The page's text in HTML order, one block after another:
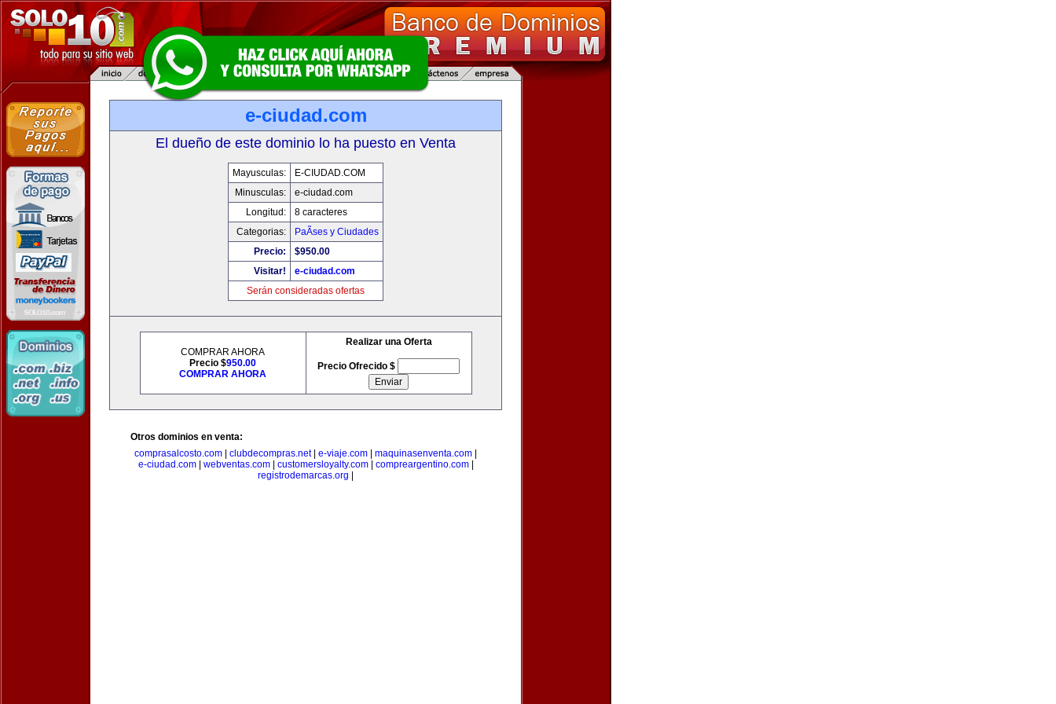
e-ciudad.com
El dueño de este dominio lo ha puesto en Venta
Mayusculas:
E-CIUDAD.COM
Minusculas:
e-ciudad.com
Longitud:
8 caracteres
Categorias:
PaÃ­ses y Ciudades
Precio:
$950.00
Visitar!
e-ciudad.com
Serán consideradas ofertas
COMPRAR AHORA
Precio $950.00
COMPRAR AHORA
Realizar una Oferta
Precio Ofrecido $
Otros dominios en venta:
comprasalcosto.com
clubdecompras.net| e-viaje.com maquinasenventa.com
e-ciudad.com| webventas.com| customersloyalty.com| compreargentino.com|
registrodemarcas.org